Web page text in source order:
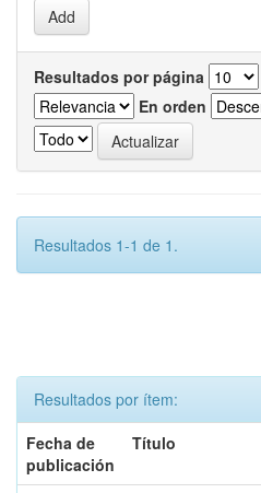
Resultados por página
En orden
Resultados 1-1 de 1.
Resultados por ítem:
Fecha de
publicación
Título